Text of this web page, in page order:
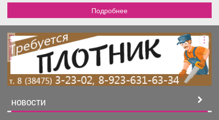
Подробнее
реклама
НОВОСТИ